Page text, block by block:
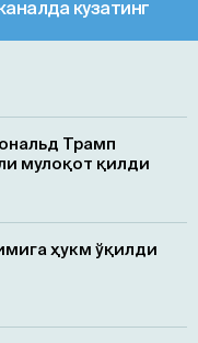
кузатинг
Трамп
мулоқот қилди
ҳукм ўқилди